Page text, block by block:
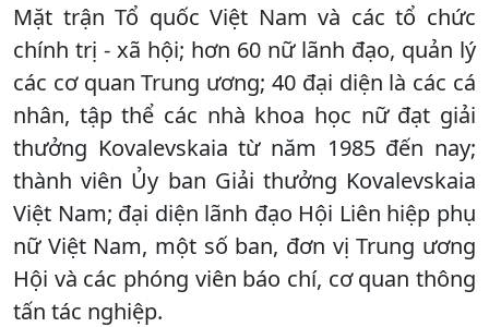
Mặt trận Tổ quốc Việt Nam và các tổ chức
chính trị - xã hội; hơn 60 nữ lãnh đạo, quản lý
các cơ quan Trung ương; 40 đại diện là các cá
nhân, tập thể các nhà khoa học nữ đạt giải
thưởng Kovalevskaia từ năm 1985 đến nay;
thành viên Ủy ban Giải thưởng Kovalevskaia
Việt Nam; đại diện lãnh đạo Hội Liên hiệp phụ
nữ Việt Nam, một số ban, đơn vị Trung ương
Hội và các phóng viên báo chí, cơ quan thông
tấn tác nghiệp.